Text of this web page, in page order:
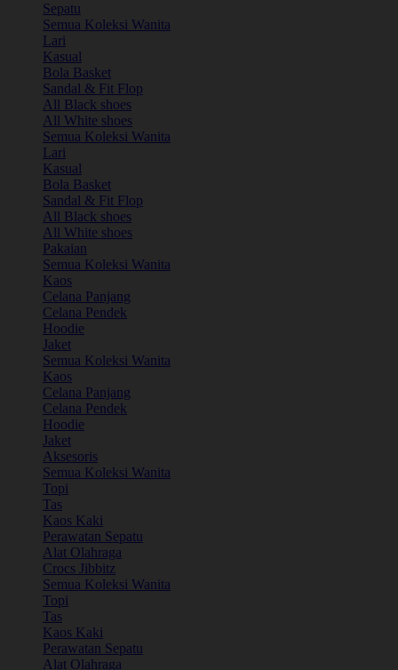
Sepatu
Semua Koleksi Wanita
Lari
Kasual
Bola Basket
Sandal & Fit Flop
All Black shoes
All White shoes
Semua Koleksi Wanita
Lari
Kasual
Bola Basket
Sandal & Fit Flop
All Black shoes
All White shoes
Pakaian
Semua Koleksi Wanita
Kaos
Celana Panjang
Celana Pendek
Hoodie
Jaket
Semua Koleksi Wanita
Kaos
Celana Panjang
Celana Pendek
Hoodie
Jaket
Aksesoris
Semua Koleksi Wanita
Topi
Tas
Kaos Kaki
Perawatan Sepatu
Alat Olahraga
Crocs Jibbitz
Semua Koleksi Wanita
Topi
Tas
Kaos Kaki
Perawatan Sepatu
Alat Olahraga